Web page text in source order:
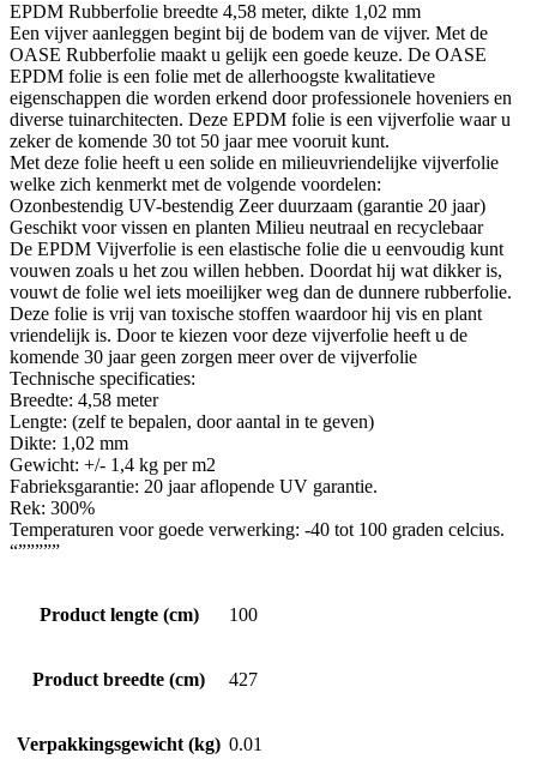
EPDM Rubberfolie breedte 4,58 meter, dikte 1,02 mm
Een vijver aanleggen begint bij de bodem van de vijver. Met de
OASE Rubberfolie maakt u gelijk een goede keuze. De OASE
EPDM folie is een folie met de allerhoogste kwalitatieve
eigenschappen die worden erkend door professionele hoveniers en
diverse tuinarchitecten. Deze EPDM folie is een vijverfolie waar u
zeker de komende 30 tot 50 jaar mee vooruit kunt.
Met deze folie heeft u een solide en milieuvriendelijke vijverfolie
welke zich kenmerkt met de volgende voordelen:
Ozonbestendig UV-bestendig Zeer duurzaam (garantie 20 jaar)
Geschikt voor vissen en planten Milieu neutraal en recyclebaar
De EPDM Vijverfolie is een elastische folie die u eenvoudig kunt
vouwen zoals u het zou willen hebben. Doordat hij wat dikker is,
vouwt de folie wel iets moeilijker weg dan de dunnere rubberfolie.
Deze folie is vrij van toxische stoffen waardoor hij vis en plant
vriendelijk is. Door te kiezen voor deze vijverfolie heeft u de
komende 30 jaar geen zorgen meer over de vijverfolie
Technische specificaties:
Breedte: 4,58 meter
Lengte: (zelf te bepalen, door aantal in te geven)
Dikte: 1,02 mm
Gewicht: +/- 1,4 kg per m2
Fabrieksgarantie: 20 jaar aflopende UV garantie.
Rek: 300%
Temperaturen voor goede verwerking: -40 tot 100 graden celcius.
“”””””
Product lengte (cm) 100
Product breedte (cm) 427
Verpakkingsgewicht (kg) 0.01